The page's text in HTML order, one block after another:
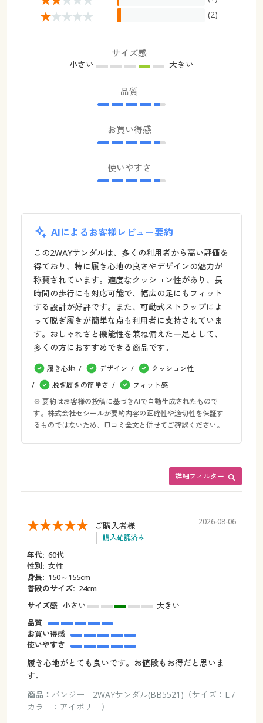
(2)
サイズ感
小さい 大きい
品質
お買い得感
使いやすさ
AIによるお客様レビュー要約
この2WAYサンダルは、多くの利用者から高い評価を
得ており、特に履き心地の良さやデザインの魅力が
称賛されています。適度なクッション性があり、長
時間の歩行にも対応可能で、幅広の足にもフィット
する設計が好評です。また、可動式ストラップによ
って脱ぎ履きが簡単な点も利用者に支持されていま
す。おしゃれさと機能性を兼ね備えた一足として、
多くの方におすすめできる商品です。
履き心地 デザイン
クッション性
脱ぎ履きの簡単さ
フィット感
※ 要約はお客様の投稿に基づきAIで自動生成されたもので
す。株式会社セシールが要約内容の正確性や適切性を保証す
るものではないため、口コミ全文と併せてご確認ください。
詳細フィルター
ご購入者様
購入確認済み
2026-08-06
年代: 60代
性別: 女性
身長: 150～155cm
普段のサイズ: 24cm
サイズ感 小さい
大きい
品質
お買い得感
使いやすさ
履き心地がとても良いです。お値段もお得だと思いま
す。
商品： パンジー 2WAYサンダル(BB5521)（サイズ：L /
カラー：アイボリー）